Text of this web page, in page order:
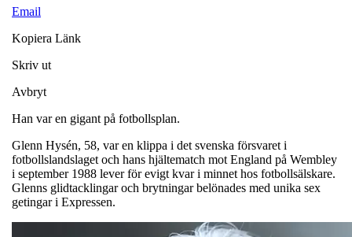
Email
Kopiera Länk
Skriv ut
Avbryt
Han var en gigant på fotbollsplan.
Glenn Hysén, 58, var en klippa i det svenska försvaret i
fotbollslandslaget och hans hjältematch mot England på Wembley
i september 1988 lever för evigt kvar i minnet hos fotbollsälskare.
Glenns glidtacklingar och brytningar belönades med unika sex
getingar i Expressen.